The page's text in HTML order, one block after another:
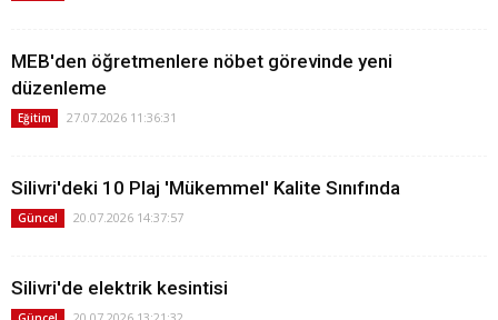
MEB'den öğretmenlere nöbet görevinde yeni
düzenleme
Eğitim 27.07.2026 11:36:31
Silivri'deki 10 Plaj 'Mükemmel' Kalite Sınıfında
Güncel 20.07.2026 14:37:57
Silivri'de elektrik kesintisi